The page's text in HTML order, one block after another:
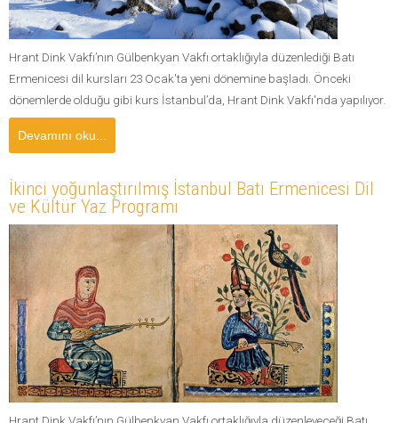
Hrant Dink Vakfı’nın Gülbenkyan Vakfı ortaklığıyla düzenlediği Batı
Ermenicesi dil kursları 23 Ocak'ta yeni dönemine başladı. Önceki
dönemlerde olduğu gibi kurs İstanbul’da, Hrant Dink Vakfı'nda yapılıyor.
Devamını oku...
İkinci yoğunlaştırılmış İstanbul Batı Ermenicesi Dil
ve Kültür Yaz Programı
Hrant Dink Vakfı’nın Gülbenkyan Vakfı ortaklığıyla düzenleyeceği Batı